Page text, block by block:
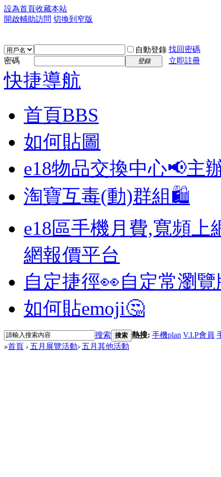
設為首頁收藏本站
開啟輔助訪問 切換到窄版
自動登錄 找回密碼
密碼
登錄 立即註冊
快捷導航
首頁BBS
如何貼圖
e18物品交換中心📢主
淘寶互毒(動)群組🛍️
e18區手機月費,寬頻上
網報價平台
自定捷徑👀自定常瀏
如何貼emoji🤔
搜索 搜索 熱搜: 手機plan V.I.P會員
»首頁 › 五月展覽活動› 五月其他活動